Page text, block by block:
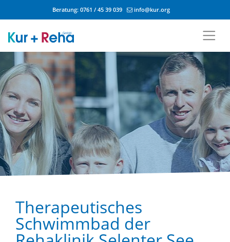
Beratung: 0761 / 45 39 039 info@kur.org
Therapeutisches
Schwimmbad der